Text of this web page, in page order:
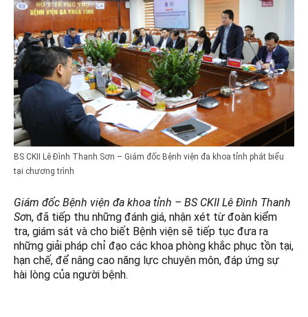
BS CKII Lê Đình Thanh Sơn – Giám đốc Bệnh viện đa khoa tỉnh phát biểu
tại chương trình
Giám đốc Bệnh viện đa khoa tỉnh – BS CKII Lê Đình Thanh
Sơn, đã tiếp thu những đánh giá, nhận xét từ đoàn kiểm
tra, giám sát và cho biết Bệnh viện sẽ tiếp tục đưa ra
những giải pháp chỉ đạo các khoa phòng khắc phục tồn tại,
hạn chế, để nâng cao năng lực chuyên môn, đáp ứng sự
hài lòng của người bệnh.